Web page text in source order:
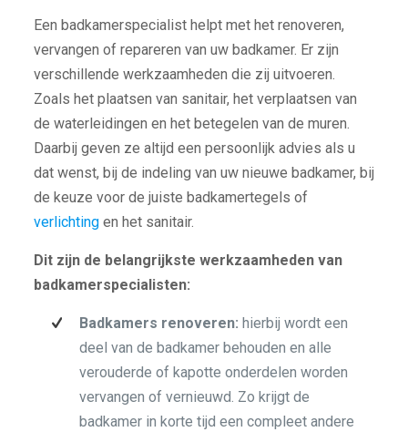
Een badkamerspecialist helpt met het renoveren,
vervangen of repareren van uw badkamer. Er zijn
verschillende werkzaamheden die zij uitvoeren.
Zoals het plaatsen van sanitair, het verplaatsen van
de waterleidingen en het betegelen van de muren.
Daarbij geven ze altijd een persoonlijk advies als u
dat wenst, bij de indeling van uw nieuwe badkamer, bij
de keuze voor de juiste badkamertegels of
verlichtingen het sanitair.
Dit zijn de belangrijkste werkzaamheden van
badkamerspecialisten:
Badkamers renoveren: hierbij wordt een
deel van de badkamer behouden en alle
verouderde of kapotte onderdelen worden
vervangen of vernieuwd. Zo krijgt de
badkamer in korte tijd een compleet andere